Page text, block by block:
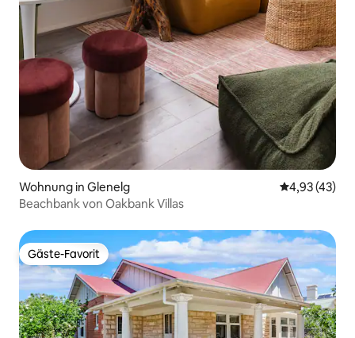
Wohnung in Glenelg
4,93 (43)
Beachbank von Oakbank Villas
Gäste-Favorit
Gäste-Favorit